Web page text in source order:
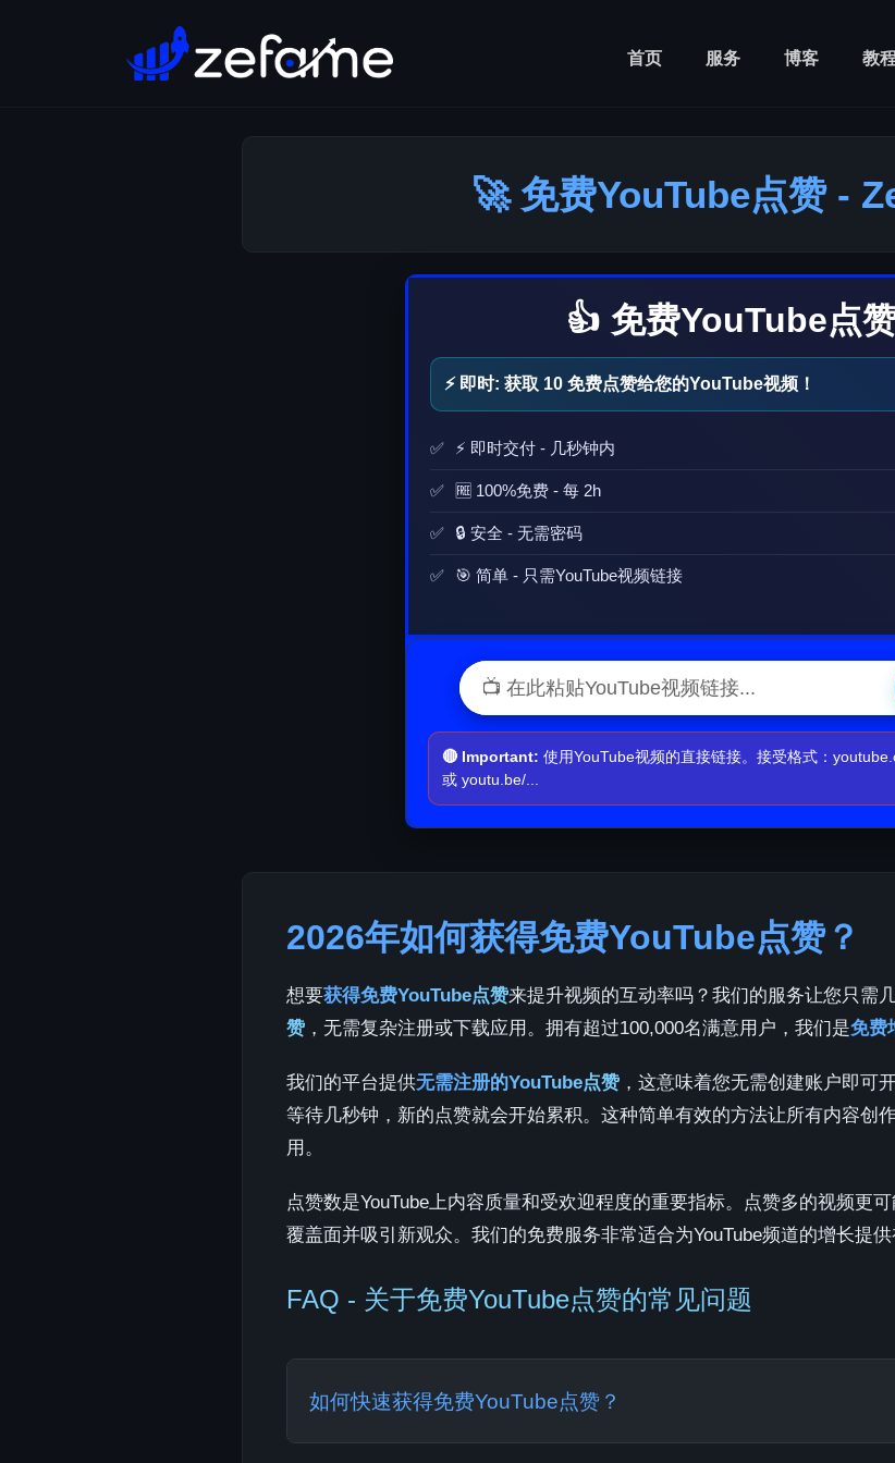
首页 服务 博客 教
🚀 免费YouTube点赞 -
👍 免费YouTube点
⚡ 即时: 获取 10 免费点赞给您的YouTube视频！
⚡ 即时交付 - 几秒钟内
🆓 100%免费 - 每 2h
🔒 安全 - 无需密码
🎯 简单 - 只需YouTube视频链接
🔴 Important: 使用YouTube视频的直接链接。接受格式：
或 youtu.be/...
2026年如何获得免费YouTube点赞？
想要获得免费YouTube点赞来提升视频的互动率吗？我们的服务让您只需
赞 ，无需复杂注册或下载应用。拥有超过100,000名满意用户，我们是免费
我们的平台提供无需注册的YouTube点赞 ，这意味着您无需创建账户即可
等待几秒钟，新的点赞就会开始累积。这种简单有效的方法让所有内容创
用。
点赞数是YouTube上内容质量和受欢迎程度的重要指标。点赞多的视频更
覆盖面并吸引新观众。我们的免费服务非常适合为YouTube频道的增长提供
FAQ - 关于免费YouTube点赞的常见问题
如何快速获得免费YouTube点赞？